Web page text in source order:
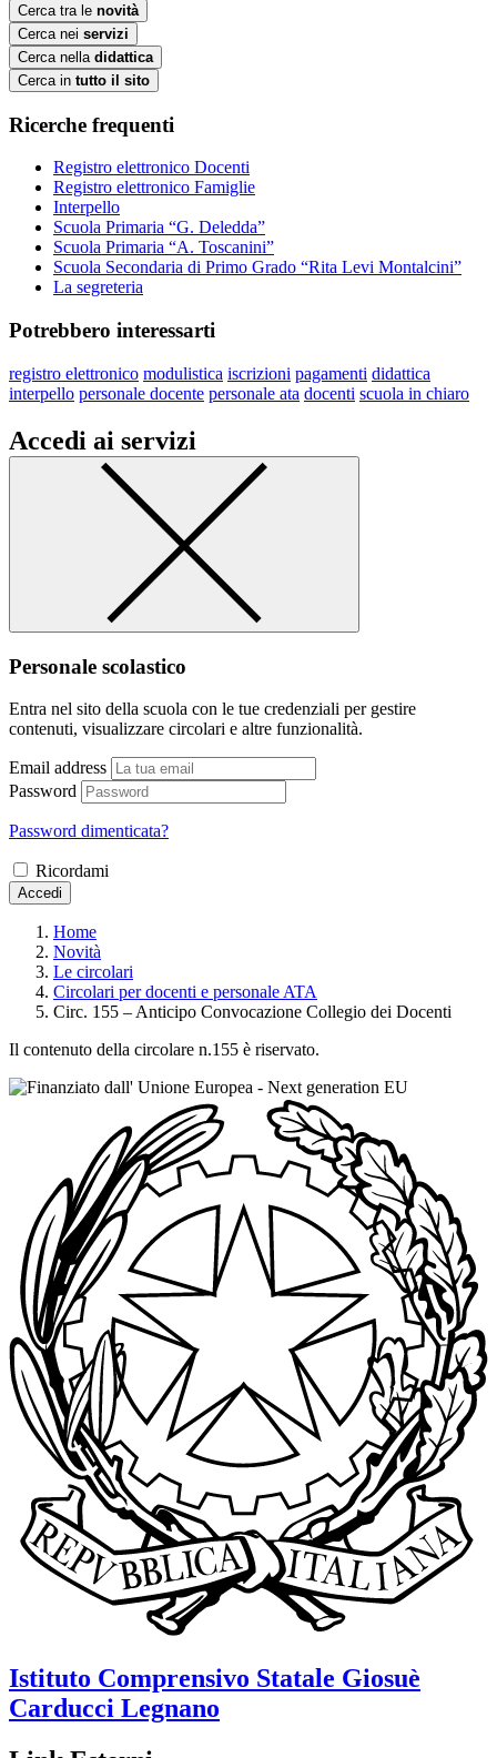
Cerca tra le novità
Cerca nei servizi
Cerca nella didattica
Cerca in tutto il sito
Ricerche frequenti
Registro elettronico Docenti
Registro elettronico Famiglie
Interpello
Scuola Primaria “G. Deledda”
Scuola Primaria “A. Toscanini”
Scuola Secondaria di Primo Grado “Rita Levi Montalcini”
La segreteria
Potrebbero interessarti
registro elettronico modulistica iscrizioni pagamenti didattica
interpello personale docente personale ata docenti scuola in chiaro
Accedi ai servizi
Personale scolastico
Entra nel sito della scuola con le tue credenziali per gestire
contenuti, visualizzare circolari e altre funzionalità.
Email address
Password
Password dimenticata?
Ricordami
Accedi
Home
Novità
Le circolari
Circolari per docenti e personale ATA
Circ. 155 – Anticipo Convocazione Collegio dei Docenti
Il contenuto della circolare n.155 è riservato.
Istituto Comprensivo Statale Giosuè
Carducci Legnano